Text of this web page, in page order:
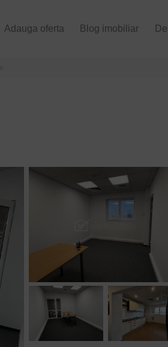
Adauga oferta Blog imobiliar